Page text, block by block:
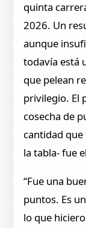
quinta
2026. Un
aunque
todavía está
que pelean
privilegio. El
cosecha de
cantidad que
la tabla- fue
“Fue una
puntos. Es
lo que